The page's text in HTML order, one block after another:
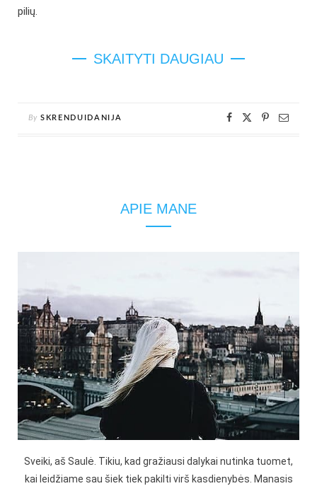
pilių.
SKAITYTI DAUGIAU
By SKRENDUIDANIJA
APIE MANE
Sveiki, aš Saulė. Tikiu, kad gražiausi dalykai nutinka tuomet,
kai leidžiame sau šiek tiek pakilti virš kasdienybės. Manasis